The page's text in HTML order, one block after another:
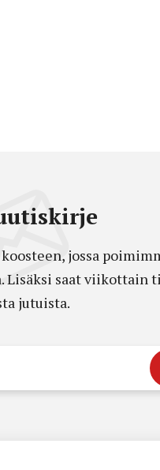
jossa
Lisäksi saat viikottain
jutuista.